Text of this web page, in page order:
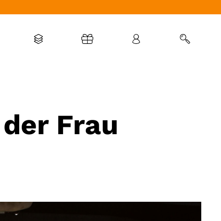
Frau